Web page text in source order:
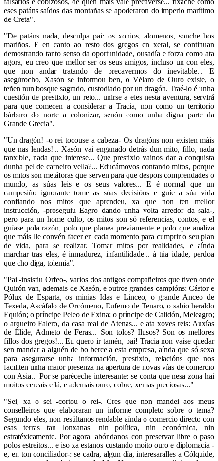
falsarios e cobizosos, de quen máis vale precaverse... fíxache como
eses patáns saídos das montañas se apoderaron do imperio marítimo
de Creta".
"De patáns nada, desculpa pai: os xonios, alomenos, sonche bos
mariños. E en canto ao resto dos gregos en xeral, se continuan
demostrando tanto senso da oportunidade, ousadía e forza como ata
agora, eu creo que mellor ser os seus amigos, incluso un con eles,
que non andar tratando de precavermos do inevitable... E
asegúrocho, Xasón se informou ben, o Vélaro de Ouro existe, o
teñen nun bosque sagrado, custodiado por un dragón. Traé-lo é unha
cuestión de prestixio, un reto... unirse a eles nesta aventura, servirá
para que comecen a considerar a Tracia, non como un territorio
bárbaro do norte a colonizar, senón como unha digna parte da
Grande Grecia".
"Un dragón! -o rei tocouse a cabeza- Os dragóns non existen máis
que nas lendas!... Xasón vai enganado detrás dun mito, fillo, nada
tanxible, nada que interese... Que prestixio vainos dar a conquista
dunha pel de carneiro vella?... Educámovos contando mitos, porque
os mitos son metáforas que serven para que despois comprendades o
mundo, as súas leis e os seus valores... E é normal que un
campesiño ignorante tome as súas decisións e guíe a súa vida
confiando nos mitos que aprendeu, xa que non ten mellor
instrucción, -proseguiu Eagro dando unha volta arredor da sala-,
pero para un home culto, os mitos son só referencias, contos, e el
guíase pola razón, polo que planea previamente e polo que analiza
que máis lle convén facer en cada momento para cumprir o seu plan
de vida, para se realizar. Tomar mitos por realidades, e aínda
marchar tras eles, é inmadurez, infantilidade... á túa idade, perdoa
que cho diga, tolemia".
"Pai -insistiu Orfeo-, varios dos antigos compañeiros que tiven onde
Quirón van, ademais de Xasón, e outros grandes campións: Cástor e
Pólux de Esparta, os minias Idas e Linceo, o grande Anceo de
Texeda, Ascáfalo de Orcómeno, Eufemo de Tenaro, o sabio heraldo
Equión; o príncipe Peleo de Exina; o príncipe de Calidón, Meleagro;
o arqueiro Falero, da casa real de Atenas... e ata xoves reis: Auxías
de Élide, Admeto de Feras... Son tolos? Ilusos? Son os mellores
fillos dos gregos!... Eu quero ir tamén, pai! Tracia non vaise quedar
sen mandar a alguén de bo berce a esta empresa, aínda que só sexa
para asegurarse unha información, prestixio, relacións que nos
faciliten unha maior presenza na apertura de novas vías de comercio
con Asia... Por se paréceche interesante: se conta que nesa zona hai
moitos cereais e lá, e ademais ouro, cobre, xemas preciosas..."
"Sei, xa o sei -cortou o rei-. Cres que non mandei aos meus
conselleiros que elaboraran un informe completo sobre o tema?
Segundo eles, non resúltanos rendable aínda o comercio directo con
esas terras tan lonxanas, nin política, nin económica, nin
estratéxicamente. Por agora, abóndanos con preservar libre o paso
polos estreitos... e iso xa estanos custando moito ouro e diplomacia -
e, en ton conciliador-: se cadra, algun día, interesaralles a Cólquide,